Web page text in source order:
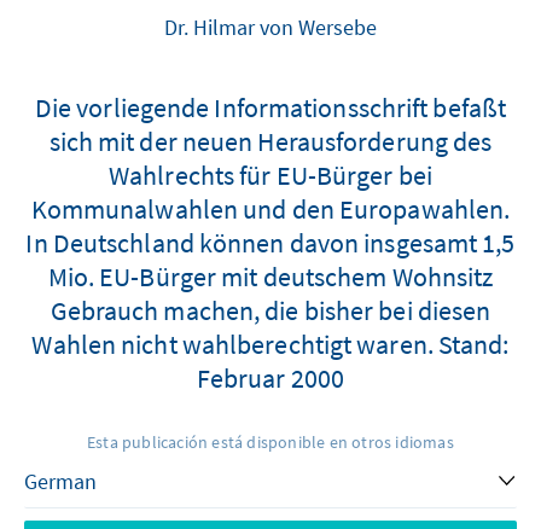
Dr. Hilmar von Wersebe
Die vorliegende Informationsschrift befaßt
sich mit der neuen Herausforderung des
Wahlrechts für EU-Bürger bei
Kommunalwahlen und den Europawahlen.
In Deutschland können davon insgesamt 1,5
Mio. EU-Bürger mit deutschem Wohnsitz
Gebrauch machen, die bisher bei diesen
Wahlen nicht wahlberechtigt waren. Stand:
Februar 2000
Esta publicación está disponible en otros idiomas